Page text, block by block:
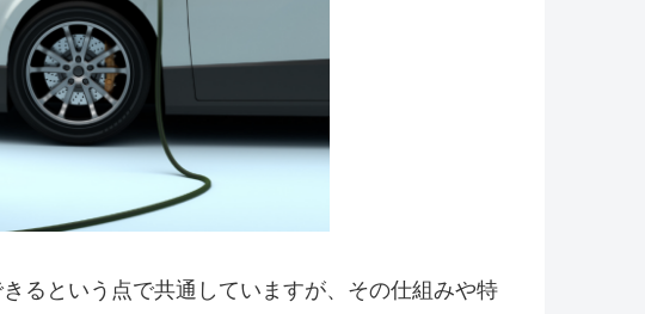
るという点で共通していますが、その仕組みや特